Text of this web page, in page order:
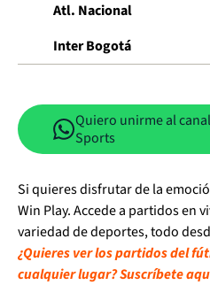
Atl. Nacional
Inter Bogotá
Quiero unirme al
Sports
Si quieres disfrutar de la
Win Play. Accede a partidos en
variedad de deportes, todo
¿Quieres ver los partidos del
cualquier lugar? Suscríbete